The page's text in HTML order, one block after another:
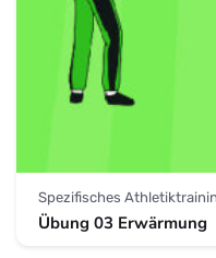
Spezifisches
Übung 03 Erwärmung